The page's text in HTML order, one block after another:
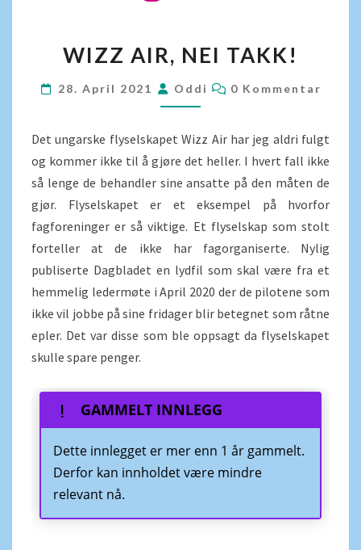
AIR,
TAKK!
WIZZ AIR, NEI TAKK!
28. April 2021 Oddi KOMMENTARER
0 Kommentar
Det ungarske flyselskapet Wizz Air har jeg aldri fulgt
og kommer ikke til å gjøre det heller. I hvert fall ikke
så lenge de behandler sine ansatte på den måten de
gjør. Flyselskapet er et eksempel på hvorfor
fagforeninger er så viktige. Et flyselskap som stolt
forteller at de ikke har fagorganiserte. Nylig
publiserte Dagbladet en lydfil som skal være fra et
hemmelig ledermøte i April 2020 der de pilotene som
ikke vil jobbe på sine fridager blir betegnet som råtne
epler. Det var disse som ble oppsagt da flyselskapet
skulle spare penger.
GAMMELT INNLEGG
Dette innlegget er mer enn 1 år gammelt.
Derfor kan innholdet være mindre
relevant nå.